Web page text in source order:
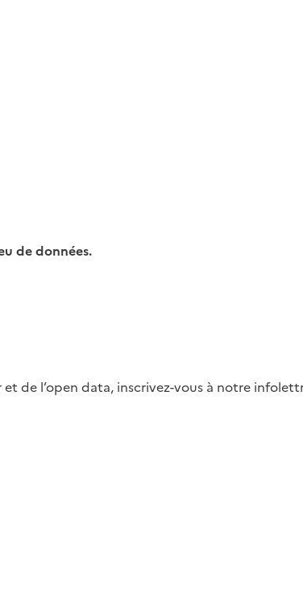
de données.
de l’open data, inscrivez-vous à notre